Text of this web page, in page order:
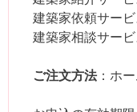
建築家依頼サービ
建築家相談サービ
ご注文方法：ホ